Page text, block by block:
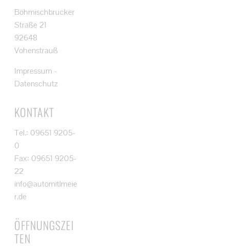
Böhmischbrucker
Straße 21
92648
Vohenstrauß
Impressum -
Datenschutz
KONTAKT
Tel.: 09651 9205-
0
Fax: 09651 9205-
22
info@automitlmeie
r.de
ÖFFNUNGSZEI
TEN